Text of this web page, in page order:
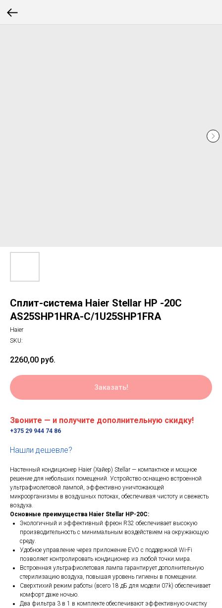
Сплит-система Haier Stellar HP -20C
AS25SHP1HRA-C/1U25SHP1FRA
Haier
SKU:
2260,00 руб.
Заказать!
Звоните — и получите дополнительную скидку!
+375 29 944 74 86
Нашли дешевле?
Настенный кондиционер Haier (Хайер) Stellar — компактное и мощное
решение для небольших помещений. Устройство оснащено встроенной
ультрафиолетовой лампой, эффективно уничтожающей
микроорганизмы в воздушных потоках, обеспечивая чистоту и свежесть
воздуха.
Основные преимущества Haier Stellar HP-20C:
Экологичный и эффективный фреон R32 обеспечивает высокую
производительность с минимальным воздействием на окружающую
среду.
Удобное управление через приложение EVO с поддержкой Wi-Fi
позволяет контролировать кондиционер из любой точки мира.
Встроенная ультрафиолетовая лампа гарантирует дополнительную
стерилизацию воздуха, повышая уровень гигиены в помещении.
Сверхтихий режим работы (всего 18 дБ для модели 07k) обеспечивает
комфорт даже ночью.
Два фильтра 3 в 1 в комплекте обеспечивают эффективную очистку